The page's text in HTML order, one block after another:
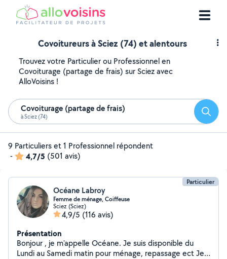
Covoitureurs à Sciez (74) et alentours
Trouvez votre Particulier ou Professionnel en
Covoiturage (partage de frais) sur Sciez avec
AlloVoisins !
Covoiturage (partage de frais)
à Sciez (74)
9 Particuliers et 1 Professionnel répondent
-
4,7/5 (501 avis)
Particulier
Océane Labroy
Femme de ménage, Coiffeuse
Sciez (Sciez)
4,9/5 (116 avis)
Présentation
Bonjour , je m'appelle Océane. Je suis disponible du
Lundi au Samedi matin pour ménage, repassage ect Je